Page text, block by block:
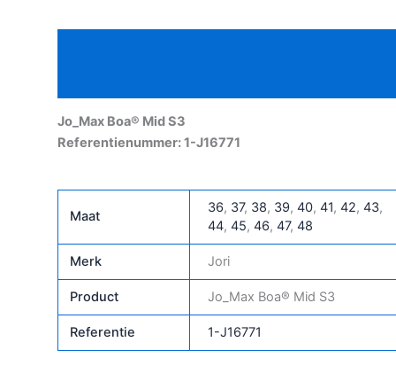
aantal
Jo_Max Boa® Mid S3
Referentienummer: 1-J16771
Maat
36, 37, 38, 39, 40, 41, 42, 43,
44, 45, 46, 47, 48
Merk Jori
Product Jo_Max Boa® Mid S3
Referentie 1-J16771